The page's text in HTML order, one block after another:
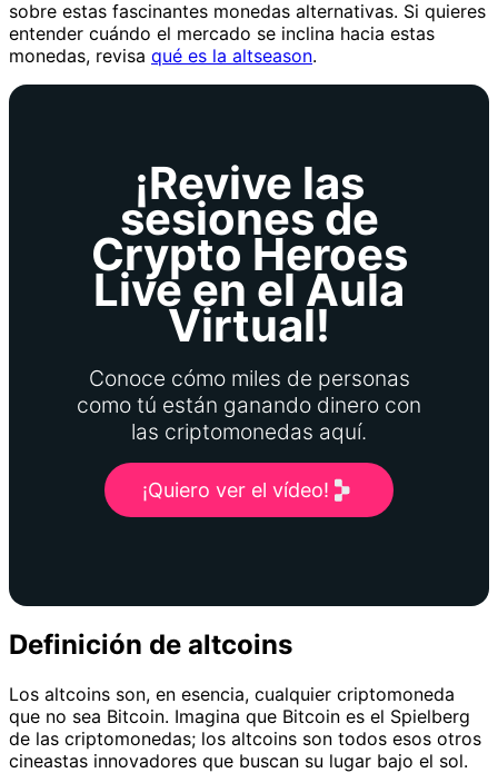
sobre estas fascinantes monedas alternativas. Si quieres
entender cuándo el mercado se inclina hacia estas
monedas, revisa qué es la altseason.
¡Revive las
sesiones de
Crypto Heroes
Live en el Aula
Virtual!
Conoce cómo miles de personas
como tú están ganando dinero con
las criptomonedas aquí.
¡Quiero ver el vídeo!
Definición de altcoins
Los altcoins son, en esencia, cualquier criptomoneda
que no sea Bitcoin. Imagina que Bitcoin es el Spielberg
de las criptomonedas; los altcoins son todos esos otros
cineastas innovadores que buscan su lugar bajo el sol.